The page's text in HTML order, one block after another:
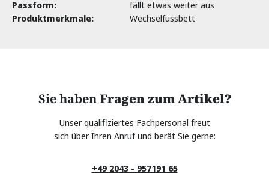
Passform:
fällt etwas weiter aus
Produktmerkmale:
Wechselfussbett
Sie habenFragen zum Artikel?
Unser qualifiziertes Fachpersonal freut
sich über Ihren Anruf und berät Sie gerne:
+49 2043 - 957191 65